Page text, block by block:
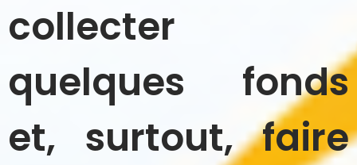
collecter
quelques fonds
et, surtout, faire